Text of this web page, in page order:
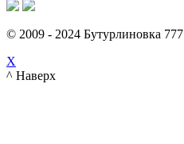
© 2009 - 2024 Бутурлиновка 777
X
^ Наверх